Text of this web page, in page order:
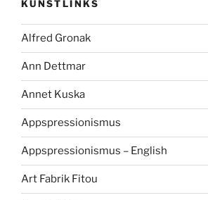
KUNSTLINKS
Alfred Gronak
Ann Dettmar
Annet Kuska
Appspressionismus
Appspressionismus – English
Art Fabrik Fitou